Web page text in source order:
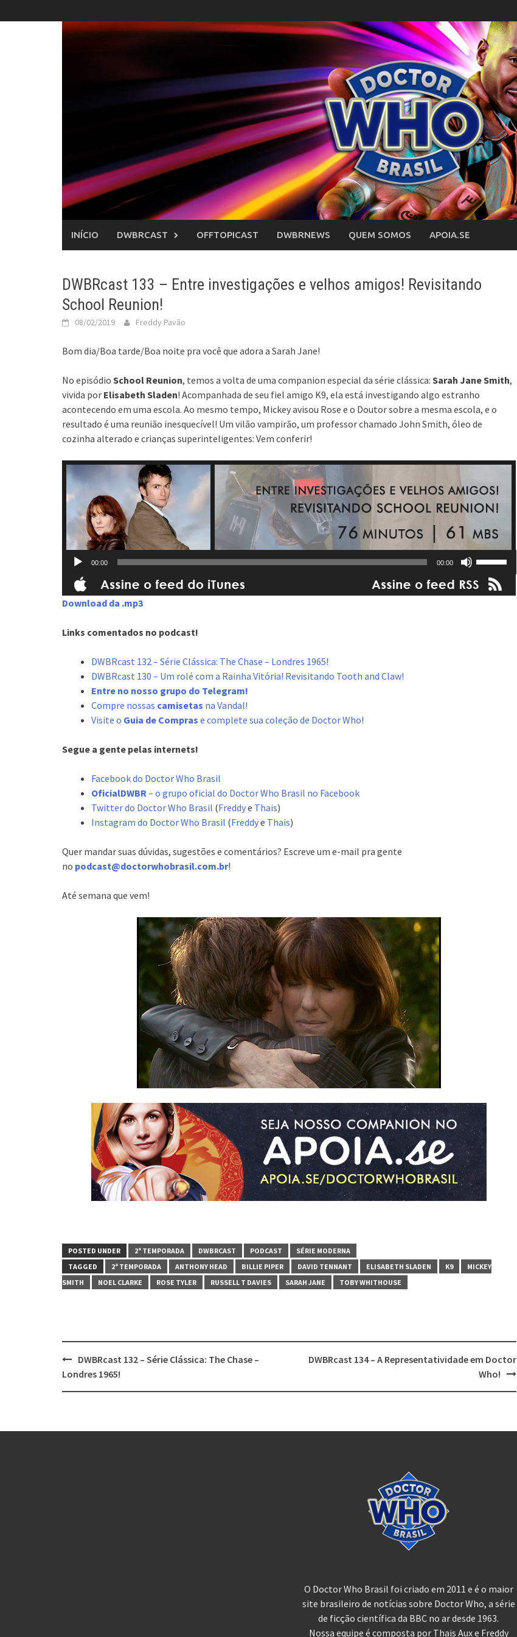
to
INÍCIO DWBRCAST OFFTOPICAST DWBRNEWS QUEM SOMOS APOIA.SE
DWBRcast 133 – Entre investigações e velhos amigos! Revisitando
School Reunion!
08/02/2019 Freddy Pavão
Bom dia/Boa tarde/Boa noite pra você que adora a Sarah Jane!
No episódio School Reunion, temos a volta de uma companion especial da série clássica: Sarah Jane Smith,
vivida por Elisabeth Sladen! Acompanhada de seu fiel amigo K9, ela está investigando algo estranho
acontecendo em uma escola. Ao mesmo tempo, Mickey avisou Rose e o Doutor sobre a mesma escola, e o
resultado é uma reunião inesquecível! Um vilão vampirão, um professor chamado John Smith, óleo de
cozinha alterado e crianças superinteligentes: Vem conferir!
00:00 00:00
setas
Download da .mp3
Links comentados no podcast!
DWBRcast 132 – Série Clássica: The Chase – Londres 1965!
DWBRcast 130 – Um rolé com a Rainha Vitória! Revisitando Tooth and Claw!
Entre no nosso grupo do Telegram!
Compre nossas camisetas na Vandal!
Visite o Guia de Compras e complete sua coleção de Doctor Who!
Segue a gente pelas internets!
Facebook do Doctor Who Brasil
OficialDWBR – o grupo oficial do Doctor Who Brasil no Facebook
Twitter do Doctor Who Brasil (Freddye Thais)
Instagram do Doctor Who Brasil (Freddye Thais)
Quer mandar suas dúvidas, sugestões e comentários? Escreve um e-mail pra gente
no podcast@doctorwhobrasil.com.br!
Até semana que vem!
POSTED UNDER 2ª TEMPORADA DWBRCAST PODCAST
SÉRIE MODERNA
TAGGED
2ª TEMPORADA ANTHONY HEAD BILLIE PIPER DAVID TENNANT ELISABETH SLADEN K9
MICKEY
SMITH
NOEL CLARKE ROSE TYLER RUSSELL T DAVIES SARAH JANE TOBY WHITHOUSE
Post
navigation
DWBRcast 132 – Série Clássica: The Chase –
Londres 1965!
DWBRcast 134 – A Representatividade em Doctor
Who!
O Doctor Who Brasil foi criado em 2011 e é o maior
site brasileiro de notícias sobre Doctor Who, a série
de ficção científica da BBC no ar desde 1963.
Nossa equipe é composta por Thais Aux e Freddy